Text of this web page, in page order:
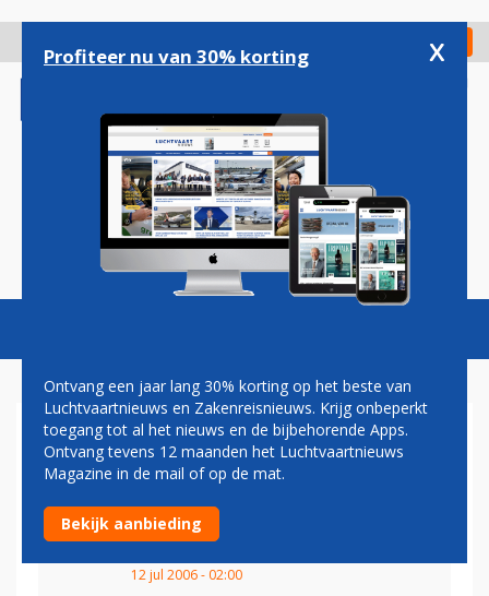
gaan
Check in
Magazine Podcasts Vacatures
AIRPORTS
Overleg vakbonden en directie
Zaventem 'constructief...
12 jul 2006 - 02:00
Profiteer nu van 30% korting x
Ontvang een jaar lang 30% korting op het beste van
Luchtvaartnieuws en Zakenreisnieuws. Krijg onbeperkt
toegang tot al het nieuws en de bijbehorende Apps.
Ontvang tevens 12 maanden het Luchtvaartnieuws
Magazine in de mail of op de mat.
Bekijk aanbieding